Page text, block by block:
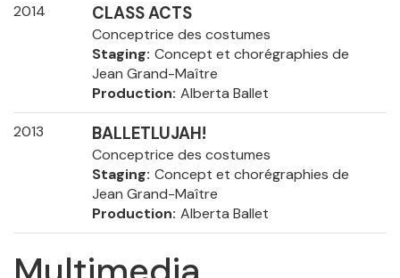
2014 CLASS ACTS
Conceptrice des costumes
Staging Concept et chorégraphies de
Jean Grand-Maître
Production Alberta Ballet
2013 BALLETLUJAH!
Conceptrice des costumes
Staging Concept et chorégraphies de
Jean Grand-Maître
Production Alberta Ballet